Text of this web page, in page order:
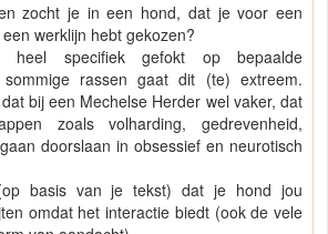
zocht je in een hond, dat je voor een
werklijn hebt gekozen?
heel specifiek gefokt op bepaalde
sommige rassen gaat dit (te) extreem.
bij een Mechelse Herder wel vaker, dat
zoals volharding, gedrevenheid,
doorslaan in obsessief en neurotisch
basis van je tekst) dat je hond jou
omdat het interactie biedt (ook de vele